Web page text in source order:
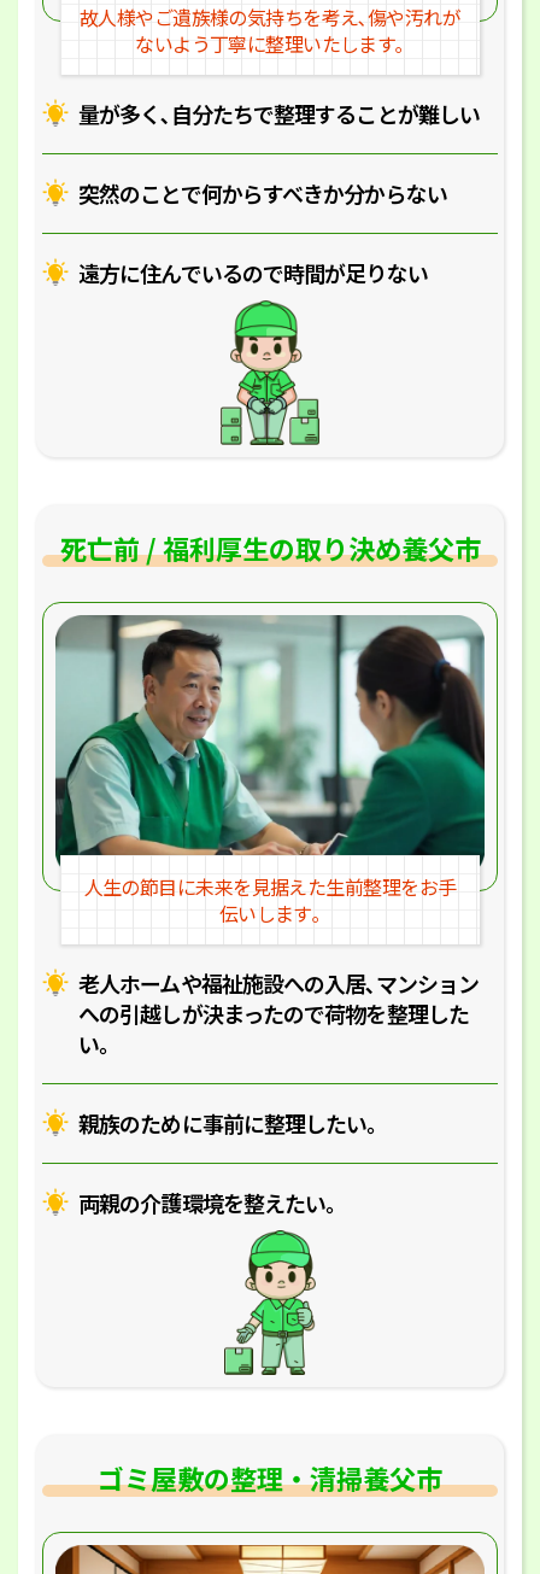
量が多く､自分たちで整理することが難しい
突然のことで何からすべきか分からない
遠方に住んでいるので時間が足りない
故人様やご遺族様の気持ちを考え､傷や汚れが
ないよう丁寧に整理いたします｡
死亡前 / 福利厚生の取り決め養父市
老人ホームや福祉施設への入居､マンション
への引越しが決まったので荷物を整理した
い｡
親族のために事前に整理したい｡
両親の介護環境を整えたい｡
人生の節目に未来を見据えた生前整理をお手
伝いします｡
ゴミ屋敷の整理・清掃養父市